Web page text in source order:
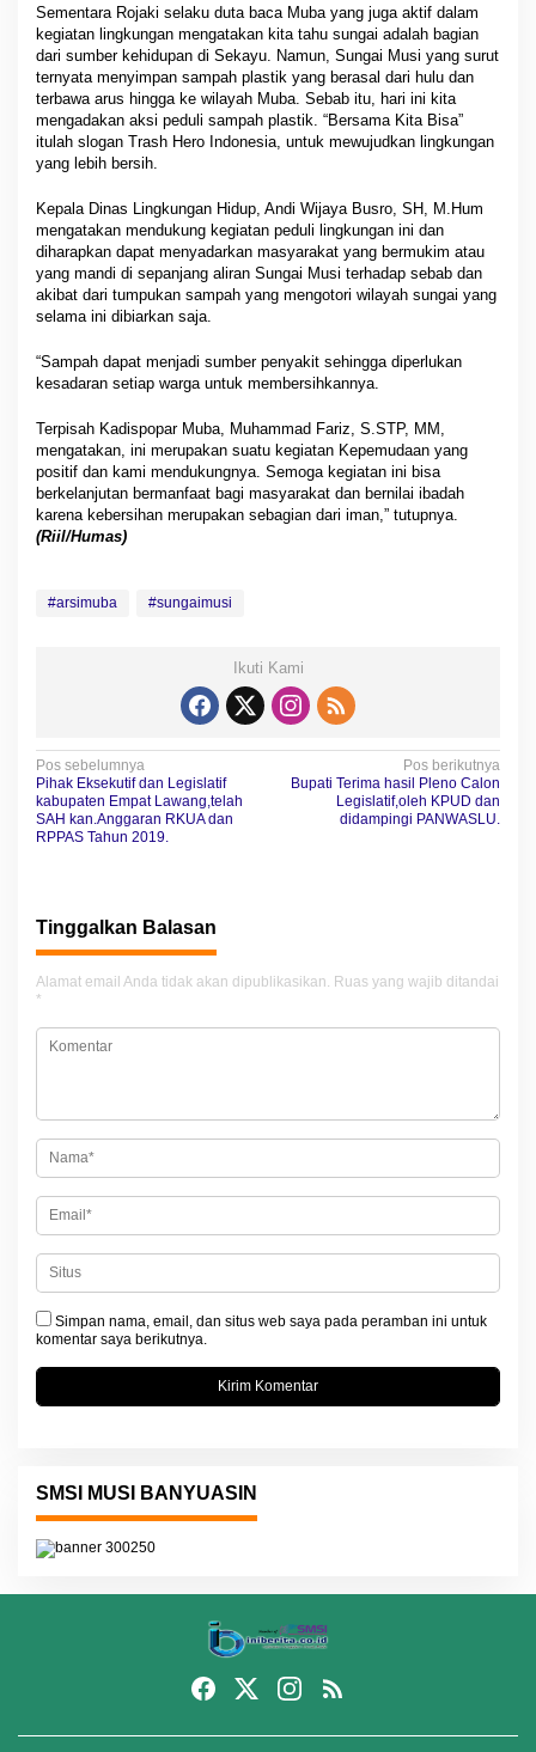
Sementara Rojaki selaku duta baca Muba yang juga aktif dalam
kegiatan lingkungan mengatakan kita tahu sungai adalah bagian
dari sumber kehidupan di Sekayu. Namun, Sungai Musi yang surut
ternyata menyimpan sampah plastik yang berasal dari hulu dan
terbawa arus hingga ke wilayah Muba. Sebab itu, hari ini kita
mengadakan aksi peduli sampah plastik. “Bersama Kita Bisa”
itulah slogan Trash Hero Indonesia, untuk mewujudkan lingkungan
yang lebih bersih.
Kepala Dinas Lingkungan Hidup, Andi Wijaya Busro, SH, M.Hum
mengatakan mendukung kegiatan peduli lingkungan ini dan
diharapkan dapat menyadarkan masyarakat yang bermukim atau
yang mandi di sepanjang aliran Sungai Musi terhadap sebab dan
akibat dari tumpukan sampah yang mengotori wilayah sungai yang
selama ini dibiarkan saja.
“Sampah dapat menjadi sumber penyakit sehingga diperlukan
kesadaran setiap warga untuk membersihkannya.
Terpisah Kadispopar Muba, Muhammad Fariz, S.STP, MM,
mengatakan, ini merupakan suatu kegiatan Kepemudaan yang
positif dan kami mendukungnya. Semoga kegiatan ini bisa
berkelanjutan bermanfaat bagi masyarakat dan bernilai ibadah
karena kebersihan merupakan sebagian dari iman,” tutupnya.
(Riil/Humas)
#arsimuba #sungaimusi
Ikuti Kami
N
a
v
a
s
i
p
s
Pos sebelumnya
Pihak Eksekutif dan Legislatif
kabupaten Empat Lawang,telah
SAH kan.Anggaran RKUA dan
RPPAS Tahun 2019.
Pos berikutnya
Bupati Terima hasil Pleno Calon
Legislatif,oleh KPUD dan
didampingi PANWASLU.
Tinggalkan Balasan
Alamat email Anda tidak akan dipublikasikan. Ruas yang wajib ditandai
*
Simpan nama, email, dan situs web saya pada peramban ini untuk
komentar saya berikutnya.
SMSI MUSI BANYUASIN